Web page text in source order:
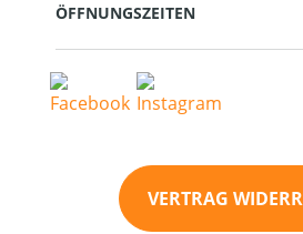
ÖFFNUNGSZEITEN
VERTRAG